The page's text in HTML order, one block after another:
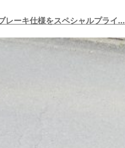
レーキ仕様をスペシャルプライ…